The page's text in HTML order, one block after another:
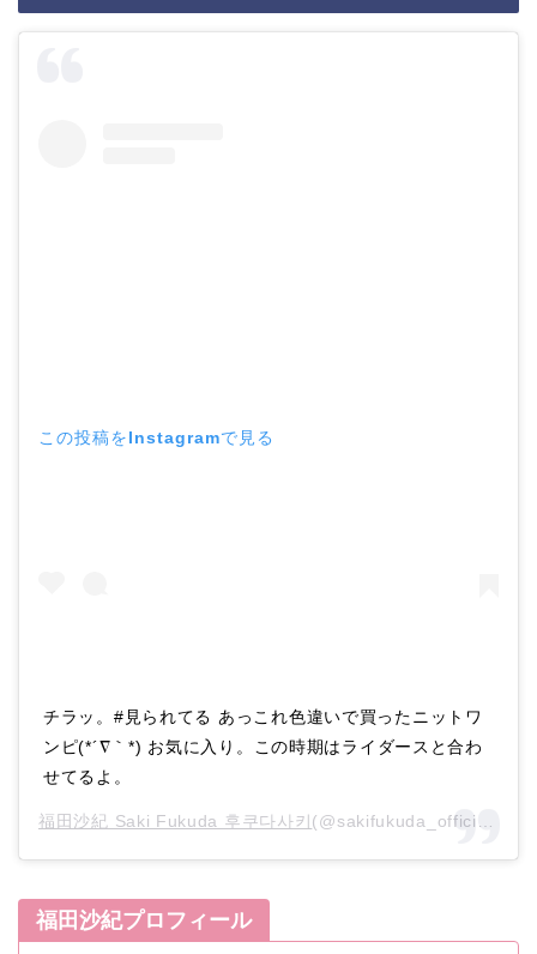
この投稿をInstagramで見る
チラッ。#見られてる あっこれ色違いで買ったニットワ
ンピ(*´∇｀*) お気に入り。この時期はライダースと合わ
せてるよ。
福田沙紀 Saki Fukuda 후쿠다사키 (@sakifukuda_official)がシェアした投稿 –
福田沙紀プロフィール